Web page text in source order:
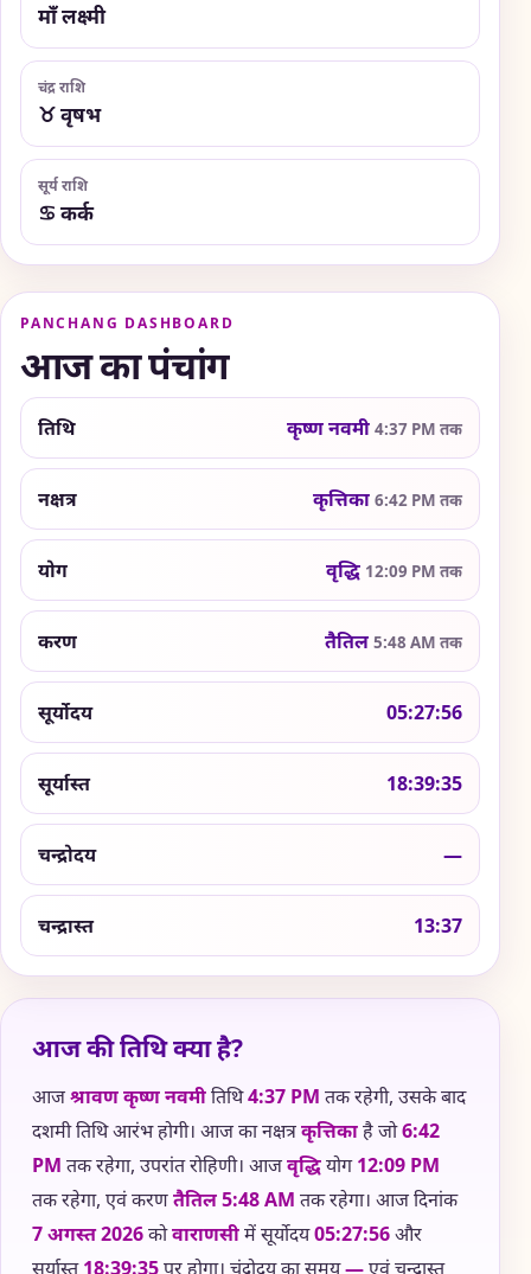
माँ लक्ष्मी
चंद्र राशि
♉ वृषभ
सूर्य राशि
♋ कर्क
PANCHANG DASHBOARD
आज का पंचांग
तिथि कृष्ण नवमी 4:37 PM तक
नक्षत्र कृत्तिका 6:42 PM तक
योग वृद्धि 12:09 PM तक
करण तैतिल 5:48 AM तक
सूर्योदय 05:27:56
सूर्यास्त 18:39:35
चन्द्रोदय —
चन्द्रास्त 13:37
आज की तिथि क्या है?
आजश्रावण कृष्ण नवमीतिथि4:37 PM तक रहेगी, उसके बाद
दशमी तिथि आरंभ होगी। आज का नक्षत्रकृत्तिकाहै जो6:42
PM तक रहेगा, उपरांत रोहिणी। आजवृद्धियोग12:09 PM
तक रहेगा, एवं करणतैतिल5:48 AM तक रहेगा। आज दिनांक
7 अगस्त 2026कोवाराणसीमें सूर्योदय05:27:56और
सूर्यास्त18:39:35पर होगा। चंद्रोदय का समय—एवं चन्द्रास्त